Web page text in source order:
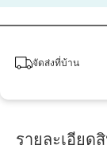
จัดส่งที่บ้าน
รายละเอียด